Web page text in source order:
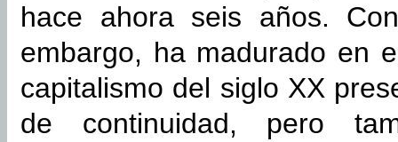
hace ahora seis años.
embargo, ha madurado en
capitalismo del siglo XX
de continuidad, pero